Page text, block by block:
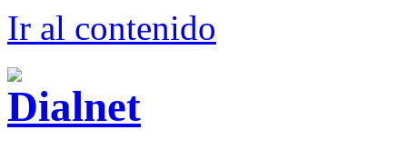
Ir al contenido